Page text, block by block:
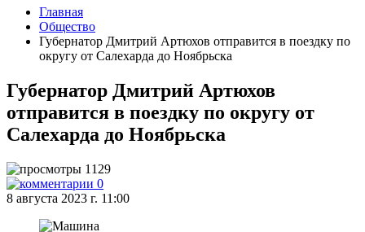
Главная
Общество
Губернатор Дмитрий Артюхов отправится в поездку по
округу от Салехарда до Ноябрьска
Губернатор Дмитрий Артюхов
отправится в поездку по округу от
Салехарда до Ноябрьска
1129
0
8 августа 2023 г. 11:00